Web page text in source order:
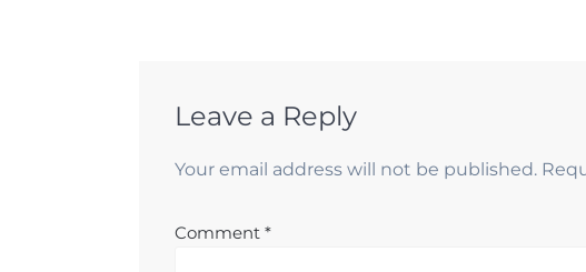
Leave a Reply
Your email address will not be published.
Comment *